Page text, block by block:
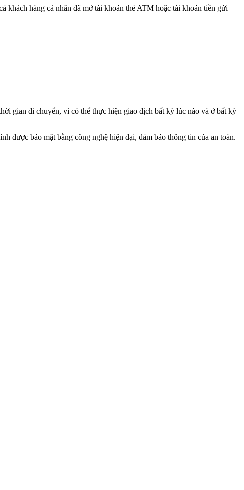
hàng cá nhân đã mở tài khoản thẻ ATM hoặc tài khoản tiền gửi
gian di chuyển, vì có thể thực hiện giao dịch bất kỳ lúc nào và ở bất kỳ
được bảo mật bằng công nghệ hiện đại, đảm bảo thông tin của an toàn.